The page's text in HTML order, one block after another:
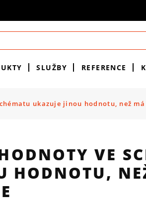
SLUŽBY REFERENCE
ukazuje jinou hodnotu, než
VE
HODNOTU,